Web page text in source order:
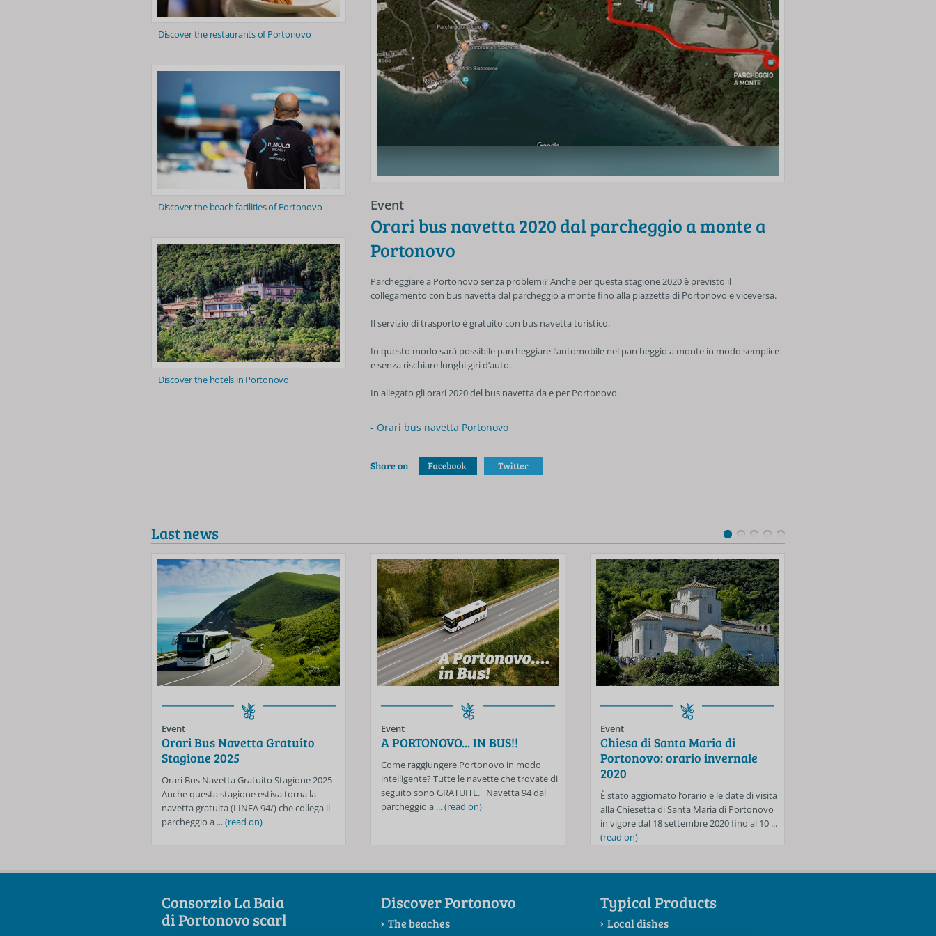
Discover the restaurants of Portonovo
Discover the beach facilities of Portonovo
Discover the hotels in Portonovo
Event
Orari bus navetta 2020 dal parcheggio a monte a
Portonovo
Parcheggiare a Portonovo senza problemi? Anche per questa stagione 2020 è previsto il
collegamento con bus navetta dal parcheggio a monte fino alla piazzetta di Portonovo e viceversa.
Il servizio di trasporto è gratuito con bus navetta turistico.
In questo modo sarà possibile parcheggiare l’automobile nel parcheggio a monte in modo semplice
e senza rischiare lunghi giri d’auto.
In allegato gli orari 2020 del bus navetta da e per Portonovo.
- Orari bus navetta Portonovo
Share on
Last news
Event
Orari Bus Navetta Gratuito
Stagione 2025
Orari Bus Navetta Gratuito Stagione 2025
Anche questa stagione estiva torna la
navetta gratuita (LINEA 94/) che collega il
parcheggio a ... (read on)
Event
A PORTONOVO... IN BUS!!
Come raggiungere Portonovo in modo
intelligente? Tutte le navette che trovate di
seguito sono GRATUITE. Navetta 94 dal
parcheggio a ... (read on)
Event
Chiesa di Santa Maria di
Portonovo: orario invernale
2020
È stato aggiornato l’orario e le date di visita
alla Chiesetta di Santa Maria di Portonovo
in vigore dal 18 settembre 2020 fino al 10 ...
(read on)
Consorzio La Baia
di Portonovo scarl
Discover Portonovo
The beaches
Typical Products
Local dishes